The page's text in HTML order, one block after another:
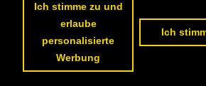
Datenschutzerklärung
Ich stimme zu und
erlaube
personalisierte
Werbung
Ich